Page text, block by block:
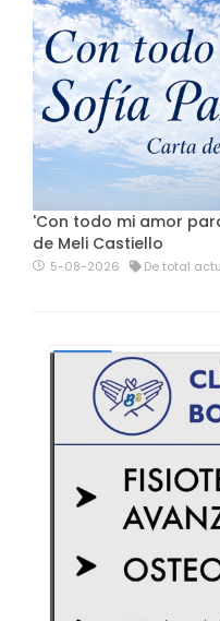
'Con todo mi amor
de Meli Castiello
5-08-2026 De total